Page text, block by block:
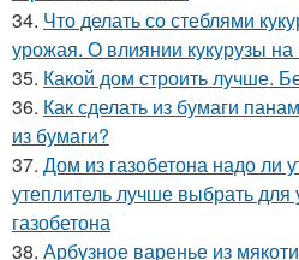
34. Что делать со стеблями
урожая. О влиянии кукурузы
35. Какой дом строить лучше.
36. Как сделать из бумаги
из бумаги?
37. Дом из газобетона надо ли
утеплитель лучше выбрать для
газобетона
38. Арбузное варенье из